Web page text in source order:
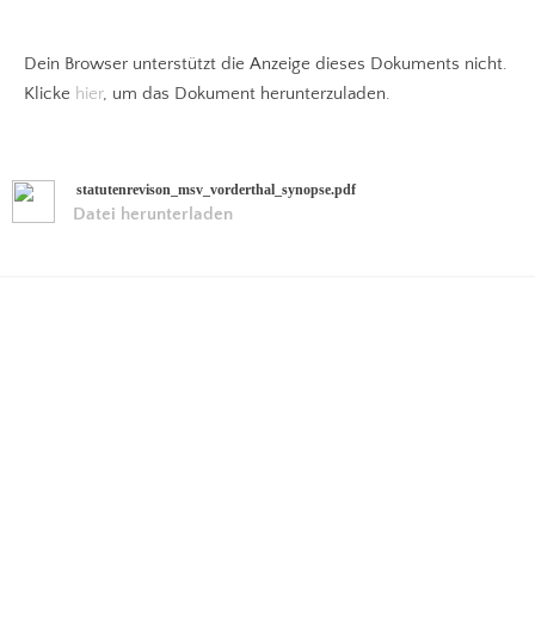
Dein Browser unterstützt die Anzeige dieses Dokuments nicht.
Klicke hier, um das Dokument herunterzuladen.
statutenrevison_msv_vorderthal_synopse.pdf
Datei herunterladen